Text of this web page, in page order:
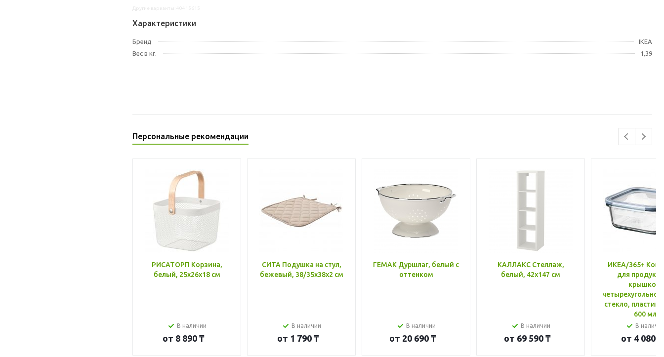
Характеристики
Бренд
IKEA
Вес в кг.
1,39
Персональные рекомендации
РИСАТОРП Корзина,
белый, 25x26x18 см
В наличии
от 8 890 ₸
СИТА Подушка на стул,
бежевый, 38/35x38x2 см
В наличии
от 1 790 ₸
ГЕМАК Дуршлаг, белый с
оттенком
В наличии
от 20 690 ₸
КАЛЛАКС Стеллаж,
белый, 42x147 см
В наличии
от 69 590 ₸
ИКЕА/365+
для
крышкой,
стекло, пластик
600 мл
В
от 4 080 ₸